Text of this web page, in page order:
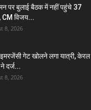
पर बुलाई बैठक में नहीं पहुंचे 37
CM विजय...
8, 2026
इमरजेंसी गेट खोलने लगा यात्री, केरल
दर्ज...
8, 2026